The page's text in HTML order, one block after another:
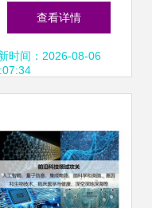
精准迭代 浩云科技
撬动AR无限可能
查看详情
时间：2026-08-06